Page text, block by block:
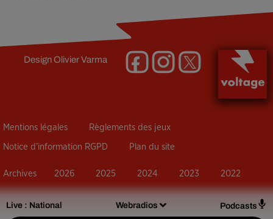
Live : National Webradios Podcasts
DesignOlivier Varma
Mentions légales Règlements des jeux
Notice d’information RGPD Plan du site
Archives 2026 2025 2024 2023 2022